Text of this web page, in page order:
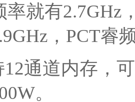
就有2.7GHz
，PCT睿
通道内存，
。